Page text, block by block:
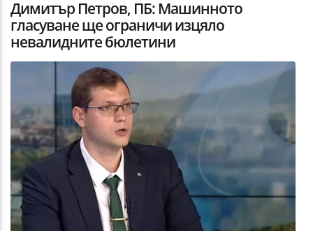
Димитър Петров, ПБ: Машинното
гласуване ще ограничи изцяло
невалидните бюлетини